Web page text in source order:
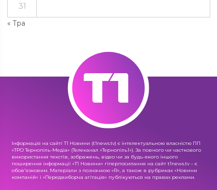
« Тра
31
Інформація на сайті Т1 Новини (t1news.tv) є інтелектуальною власністю ПП
«ТРО Тернопіль-Медіа» (Телеканал «Тернопіль1»). За повного чи часткового
використання текстів, зображень, відео чи за будь-якого іншого
поширення інформації «Т1 Новини» гіперпосилання на сайт t1news.tv – є
обов'язковим. Матеріали з позначкою «R», а також в рубриках «Новини
компаній» і «Передвиборча агітація» публікуються на правах реклами.